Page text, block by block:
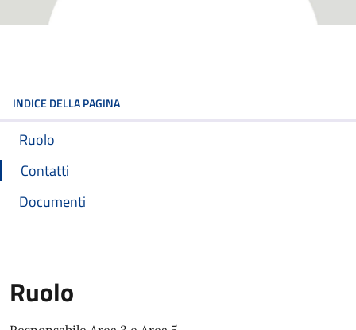
INDICE DELLA PAGINA
Ruolo
Contatti
Documenti
Ruolo